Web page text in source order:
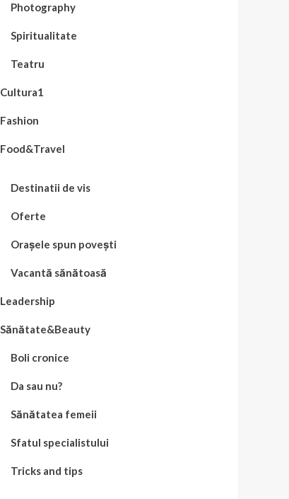
Photography
Spiritualitate
Teatru
Cultura1
Fashion
Food&Travel
Destinatii de vis
Oferte
Orașele spun povești
Vacantă sănătoasă
Leadership
Sănătate&Beauty
Boli cronice
Da sau nu?
Sănătatea femeii
Sfatul specialistului
Tricks and tips